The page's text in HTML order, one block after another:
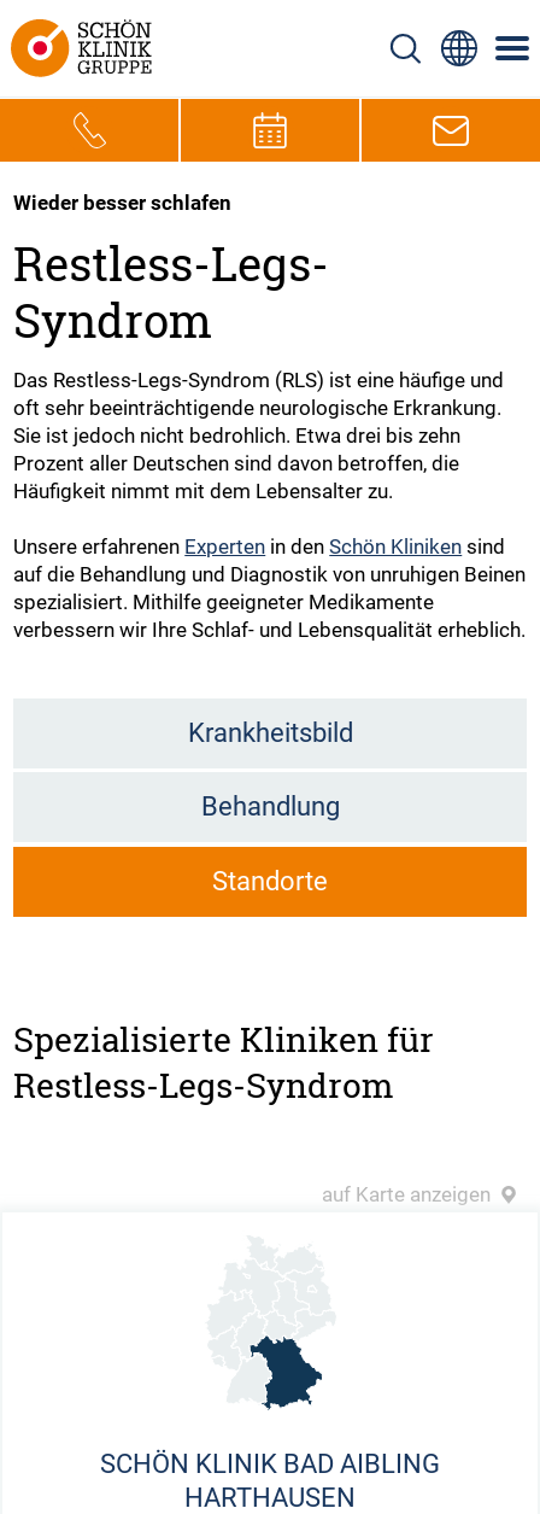
Wieder besser schlafen
Restless-Legs-
Syndrom
Das Restless-Legs-Syndrom (RLS) ist eine häufige und
oft sehr beeinträchtigende neurologische Erkrankung.
Sie ist jedoch nicht bedrohlich. Etwa drei bis zehn
Prozent aller Deutschen sind davon betroffen, die
Häufigkeit nimmt mit dem Lebensalter zu.
Unsere erfahrenen Experten in denSchön Kliniken sind
auf die Behandlung und Diagnostik von unruhigen Beinen
spezialisiert. Mithilfe geeigneter Medikamente
verbessern wir Ihre Schlaf- und Lebensqualität erheblich.
Krankheitsbild
Behandlung
Standorte
Spezialisierte Kliniken für
Restless-Legs-Syndrom
auf Karte anzeigen
SCHÖN KLINIK BAD AIBLING
HARTHAUSEN